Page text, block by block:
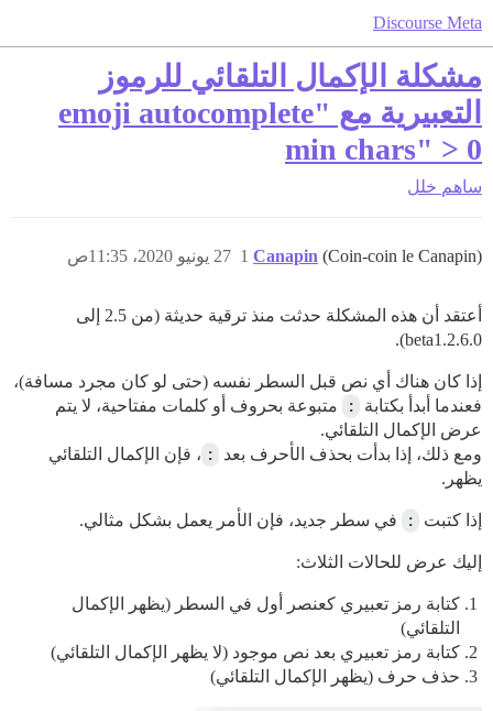
Discourse Meta
مشكلة الإكمال التلقائي للرموز
التعبيرية مع "emoji autocomplete
min chars" > 0
ساهم خلل
Canapin (Coin-coin le Canapin) 27 يونيو 2020، 11:35ص 1
أعتقد أن هذه المشكلة حدثت منذ ترقية حديثة (من 2.5 إلى
2.6.0.beta1).
إذا كان هناك أي نص قبل السطر نفسه (حتى لو كان مجرد مسافة)،
فعندما أبدأ بكتابة
:
متبوعة بحروف أو كلمات مفتاحية، لا يتم
عرض الإكمال التلقائي.
ومع ذلك، إذا بدأت بحذف الأحرف بعد
: ، فإن الإكمال التلقائي
يظهر.
إذا كتبت : في سطر جديد، فإن الأمر يعمل بشكل مثالي.
إليك عرض للحالات الثلاث:
كتابة رمز تعبيري كعنصر أول في السطر (يظهر الإكمال
التلقائي)
كتابة رمز تعبيري بعد نص موجود (لا يظهر الإكمال التلقائي)
حذف حرف (يظهر الإكمال التلقائي)